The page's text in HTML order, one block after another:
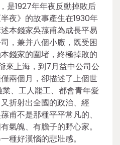
是1927年年夜反動掉敗后
夜》的故事產生在1930年
本錢家吳蓀甫為成長平易
，兼并八個小廠，既受困
錢家的圍堵，終極掉敗的
來上海，到7月益中公司公
兩個月，卻描述了上個世
、工人罷工、都會青年愛
折射出全國的政治、經
甫不是那種平平常凡的、
氣魄、有膽子的野心家。
種好漢惱的悲壯感。